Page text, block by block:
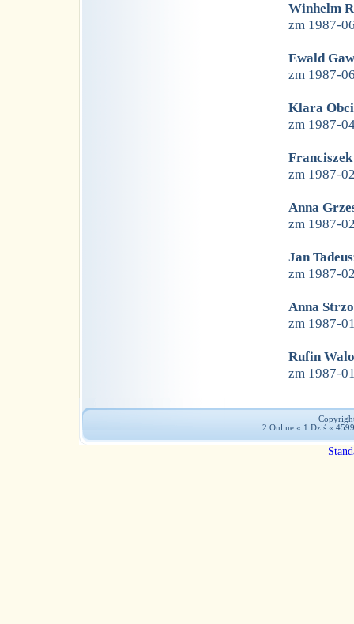
Winhelm
zm 1987-
Ewald
zm 1987-
Klara
zm 1987-
zm 1987-
Anna
zm 1987-
Jan
zm 1987-
Anna
zm 1987-
Rufin
zm 1987-
2 Online « 1 Dziś «